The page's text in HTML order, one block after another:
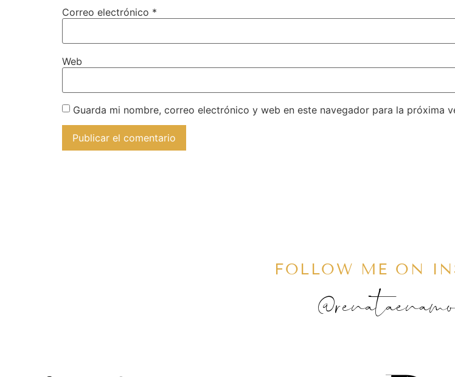
Correo electrónico *
Web
Guarda mi nombre, correo electrónico y web en este navegador para la próxima
FOLLOW ME ON